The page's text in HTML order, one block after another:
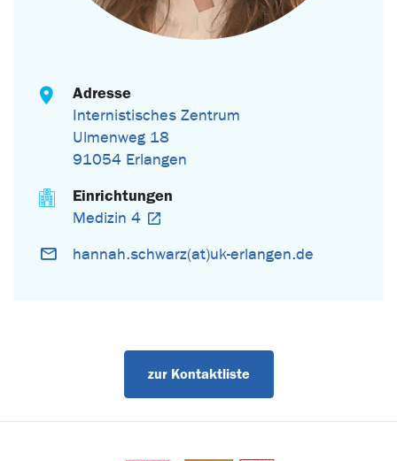
Adresse
Internistisches Zentrum
Ulmenweg 18
91054 Erlangen
Einrichtungen
Medizin 4
hannah.schwarz(at)uk-erlangen.de
zur Kontaktliste